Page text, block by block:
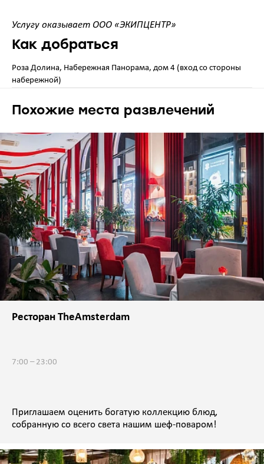
Услугу оказывает ООО «ЭКИПЦЕНТР»
Как добраться
Роза Долина, Набережная Панорама, дом 4 (вход со стороны
набережной)
Похожие места развлечений
Ресторан TheAmsterdam
7:00 – 23:00
Приглашаем оценить богатую коллекцию блюд,
собранную со всего света нашим шеф-поваром!